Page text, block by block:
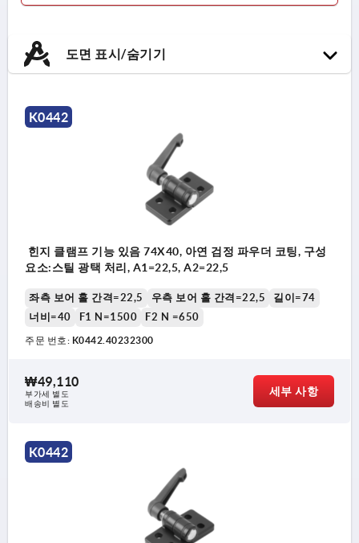
도면 표시/숨기기
K0442
힌지 클램프 기능 있음 74X40, 아연 검정 파우더 코팅, 구성
요소:스틸 광택 처리, A1=22,5, A2=22,5
좌측 보어 홀 간격=22,5 우측 보어 홀 간격=22,5
길이=74
너비=40
F1 N=1500 F2 N =650
주문 번호: K0442.40232300
₩49,110
부가세 별도
배송비 별도
세부 사항
K0442